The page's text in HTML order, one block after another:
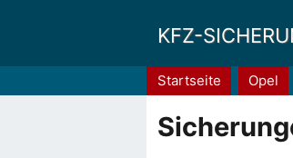
KFZ-
Startseite Opel